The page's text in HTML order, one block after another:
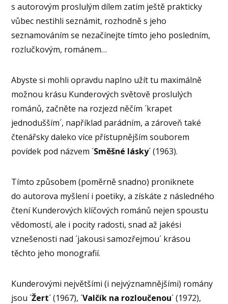
s autorovým proslulým dílem zatím ještě prakticky
vůbec nestihli seznámit, rozhodně s jeho
seznamováním se nezačínejte tímto jeho posledním,
rozlučkovým, románem…
Abyste si mohli opravdu naplno užít tu maximálně
možnou krásu Kunderových světově proslulých
románů, začněte na rozjezd něčím ´krapet
jednodušším´, například parádním, a zároveň také
čtenářsky daleko více přístupnějším souborem
povídek pod názvem ´Směšné lásky´ (1963).
Tímto způsobem (poměrně snadno) proniknete
do autorova myšlení i poetiky, a získáte z následného
čtení Kunderových klíčových románů nejen spoustu
vědomostí, ale i pocity radosti, snad až jakési
vznešenosti nad ´jakousi samozřejmou´ krásou
těchto jeho monografií.
Kunderovými největšími (i nejvýznamnějšími) romány
jsou ´Žert´ (1967), ´Valčík na rozloučenou´ (1972),